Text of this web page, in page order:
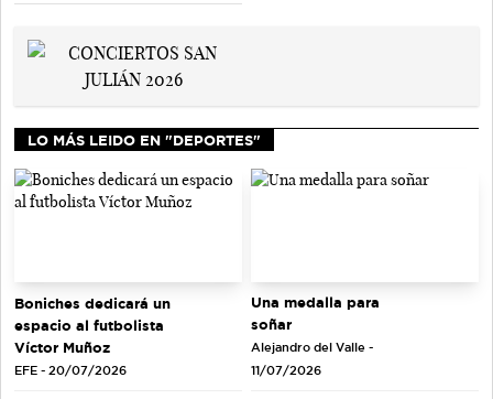
LO MÁS LEIDO EN "DEPORTES"
Boniches dedicará un
espacio al futbolista
Víctor Muñoz
EFE - 20/07/2026
Una medalla para
soñar
Alejandro del Valle -
11/07/2026